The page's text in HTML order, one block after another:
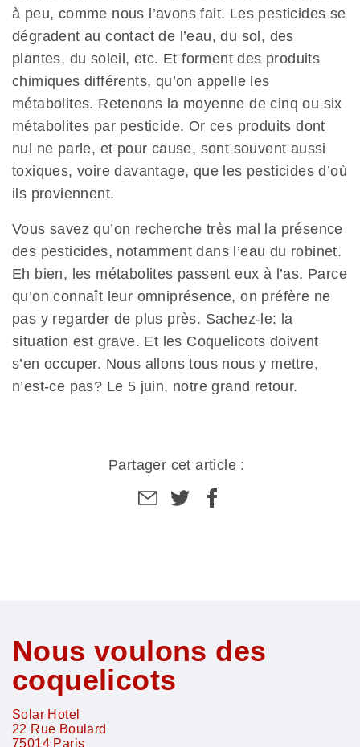
à peu, comme nous l’avons fait. Les pesticides se
dégradent au contact de l’eau, du sol, des
plantes, du soleil, etc. Et forment des produits
chimiques différents, qu’on appelle les
métabolites. Retenons la moyenne de cinq ou six
métabolites par pesticide. Or ces produits dont
nul ne parle, et pour cause, sont souvent aussi
toxiques, voire davantage, que les pesticides d’où
ils proviennent.
Vous savez qu’on recherche très mal la présence
des pesticides, notamment dans l’eau du robinet.
Eh bien, les métabolites passent eux à l’as. Parce
qu’on connaît leur omniprésence, on préfère ne
pas y regarder de plus près. Sachez-le: la
situation est grave. Et les Coquelicots doivent
s’en occuper. Nous allons tous nous y mettre,
n’est-ce pas? Le 5 juin, notre grand retour.
Partager cet article :
PartagerPartagerPartager
sur
Nous voulons des
coquelicots
Solar Hotel
22 Rue Boulard
75014 Paris